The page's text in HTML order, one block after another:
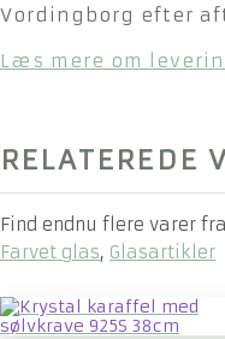
Vordingborg efter
Læs mere om
RELATEREDE
Find endnu flere varer
Farvet glas, Glasartikler